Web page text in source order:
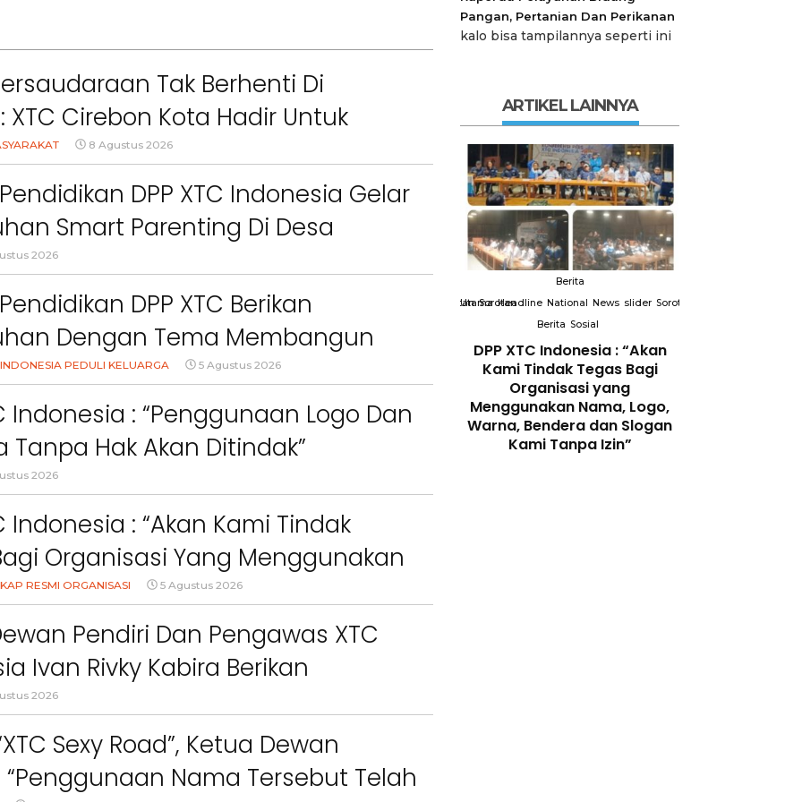
Tak Berhenti Di
XTC Cirebon Kota Hadir Untuk
8 Agustus 2026
DPP XTC Indonesia Gelar
Smart Parenting Di Desa
KBB
2026
DPP XTC Berikan
Dengan Tema Membangun
Tua Dalam Menjaga
Anak Di Era Digital
PEDULI KELUARGA 5 Agustus 2026
Indonesia : “Penggunaan Logo Dan
Tanpa Hak Akan Ditindak”
2026
Indonesia : “Akan Kami Tindak
Organisasi Yang Menggunakan
Warna, Bendera Dan Slogan
Izin”
RESMI ORGANISASI 5 Agustus 2026
Pendiri Dan Pengawas XTC
Ivan Rivky Kabira Berikan
Sikap Terkait “XTC Sexy Road”
2026
Sexy Road”, Ketua Dewan
“Penggunaan Nama Tersebut Telah
Pangan, Pertanian Dan Perikanan
kalo bisa tampilannya seperti ini
ARTIKEL LAINNYA
Sorotan
Sorotan
Utama
Headline National News Sorotan
Sorotan
Empat Tahun Janji Membeku,
Sawah Rusak: Ahli Waris
Tagih Tanggung Jawab
Pemkab Bandung Barat
Utama
Headline Sorotan Sorotan
Bidang Pendidikan DPP XTC
Berikan Penyuluhan dengan
Tema Membangun Peran
Orang Tua dalam Menjaga
Kesehatan Anak di Era Digital
Berita
Utama Headline National News slider Sorotan
Berita Sosial
DPP XTC Indonesia : “Akan
Kami Tindak Tegas Bagi
Organisasi yang
Menggunakan Nama, Logo,
Warna, Bendera dan Slogan
Kami Tanpa Izin”